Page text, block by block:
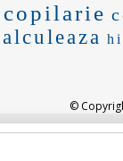
copilarie
©